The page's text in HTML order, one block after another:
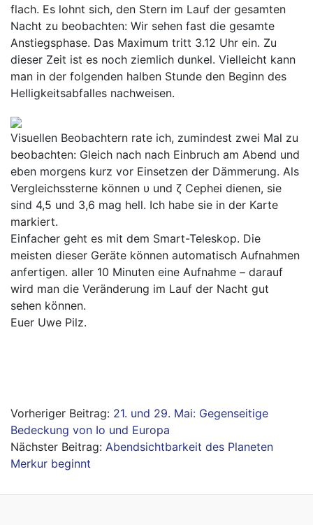
flach. Es lohnt sich, den Stern im Lauf der gesamten
Nacht zu beobachten: Wir sehen fast die gesamte
Anstiegsphase. Das Maximum tritt 3.12 Uhr ein. Zu
dieser Zeit ist es noch ziemlich dunkel. Vielleicht kann
man in der folgenden halben Stunde den Beginn des
Helligkeitsabfalles nachweisen.
Visuellen Beobachtern rate ich, zumindest zwei Mal zu
beobachten: Gleich nach nach Einbruch am Abend und
eben morgens kurz vor Einsetzen der Dämmerung. Als
Vergleichssterne können υ und ζ Cephei dienen, sie
sind 4,5 und 3,6 mag hell. Ich habe sie in der Karte
markiert.
Einfacher geht es mit dem Smart-Teleskop. Die
meisten dieser Geräte können automatisch Aufnahmen
anfertigen. aller 10 Minuten eine Aufnahme – darauf
wird man die Veränderung im Lauf der Nacht gut
sehen können.
Euer Uwe Pilz.
Beitragsnavigation21. und 29. Mai: Gegenseitige
Bedeckung von Io und Europa
Abendsichtbarkeit des Planeten
Merkur beginnt